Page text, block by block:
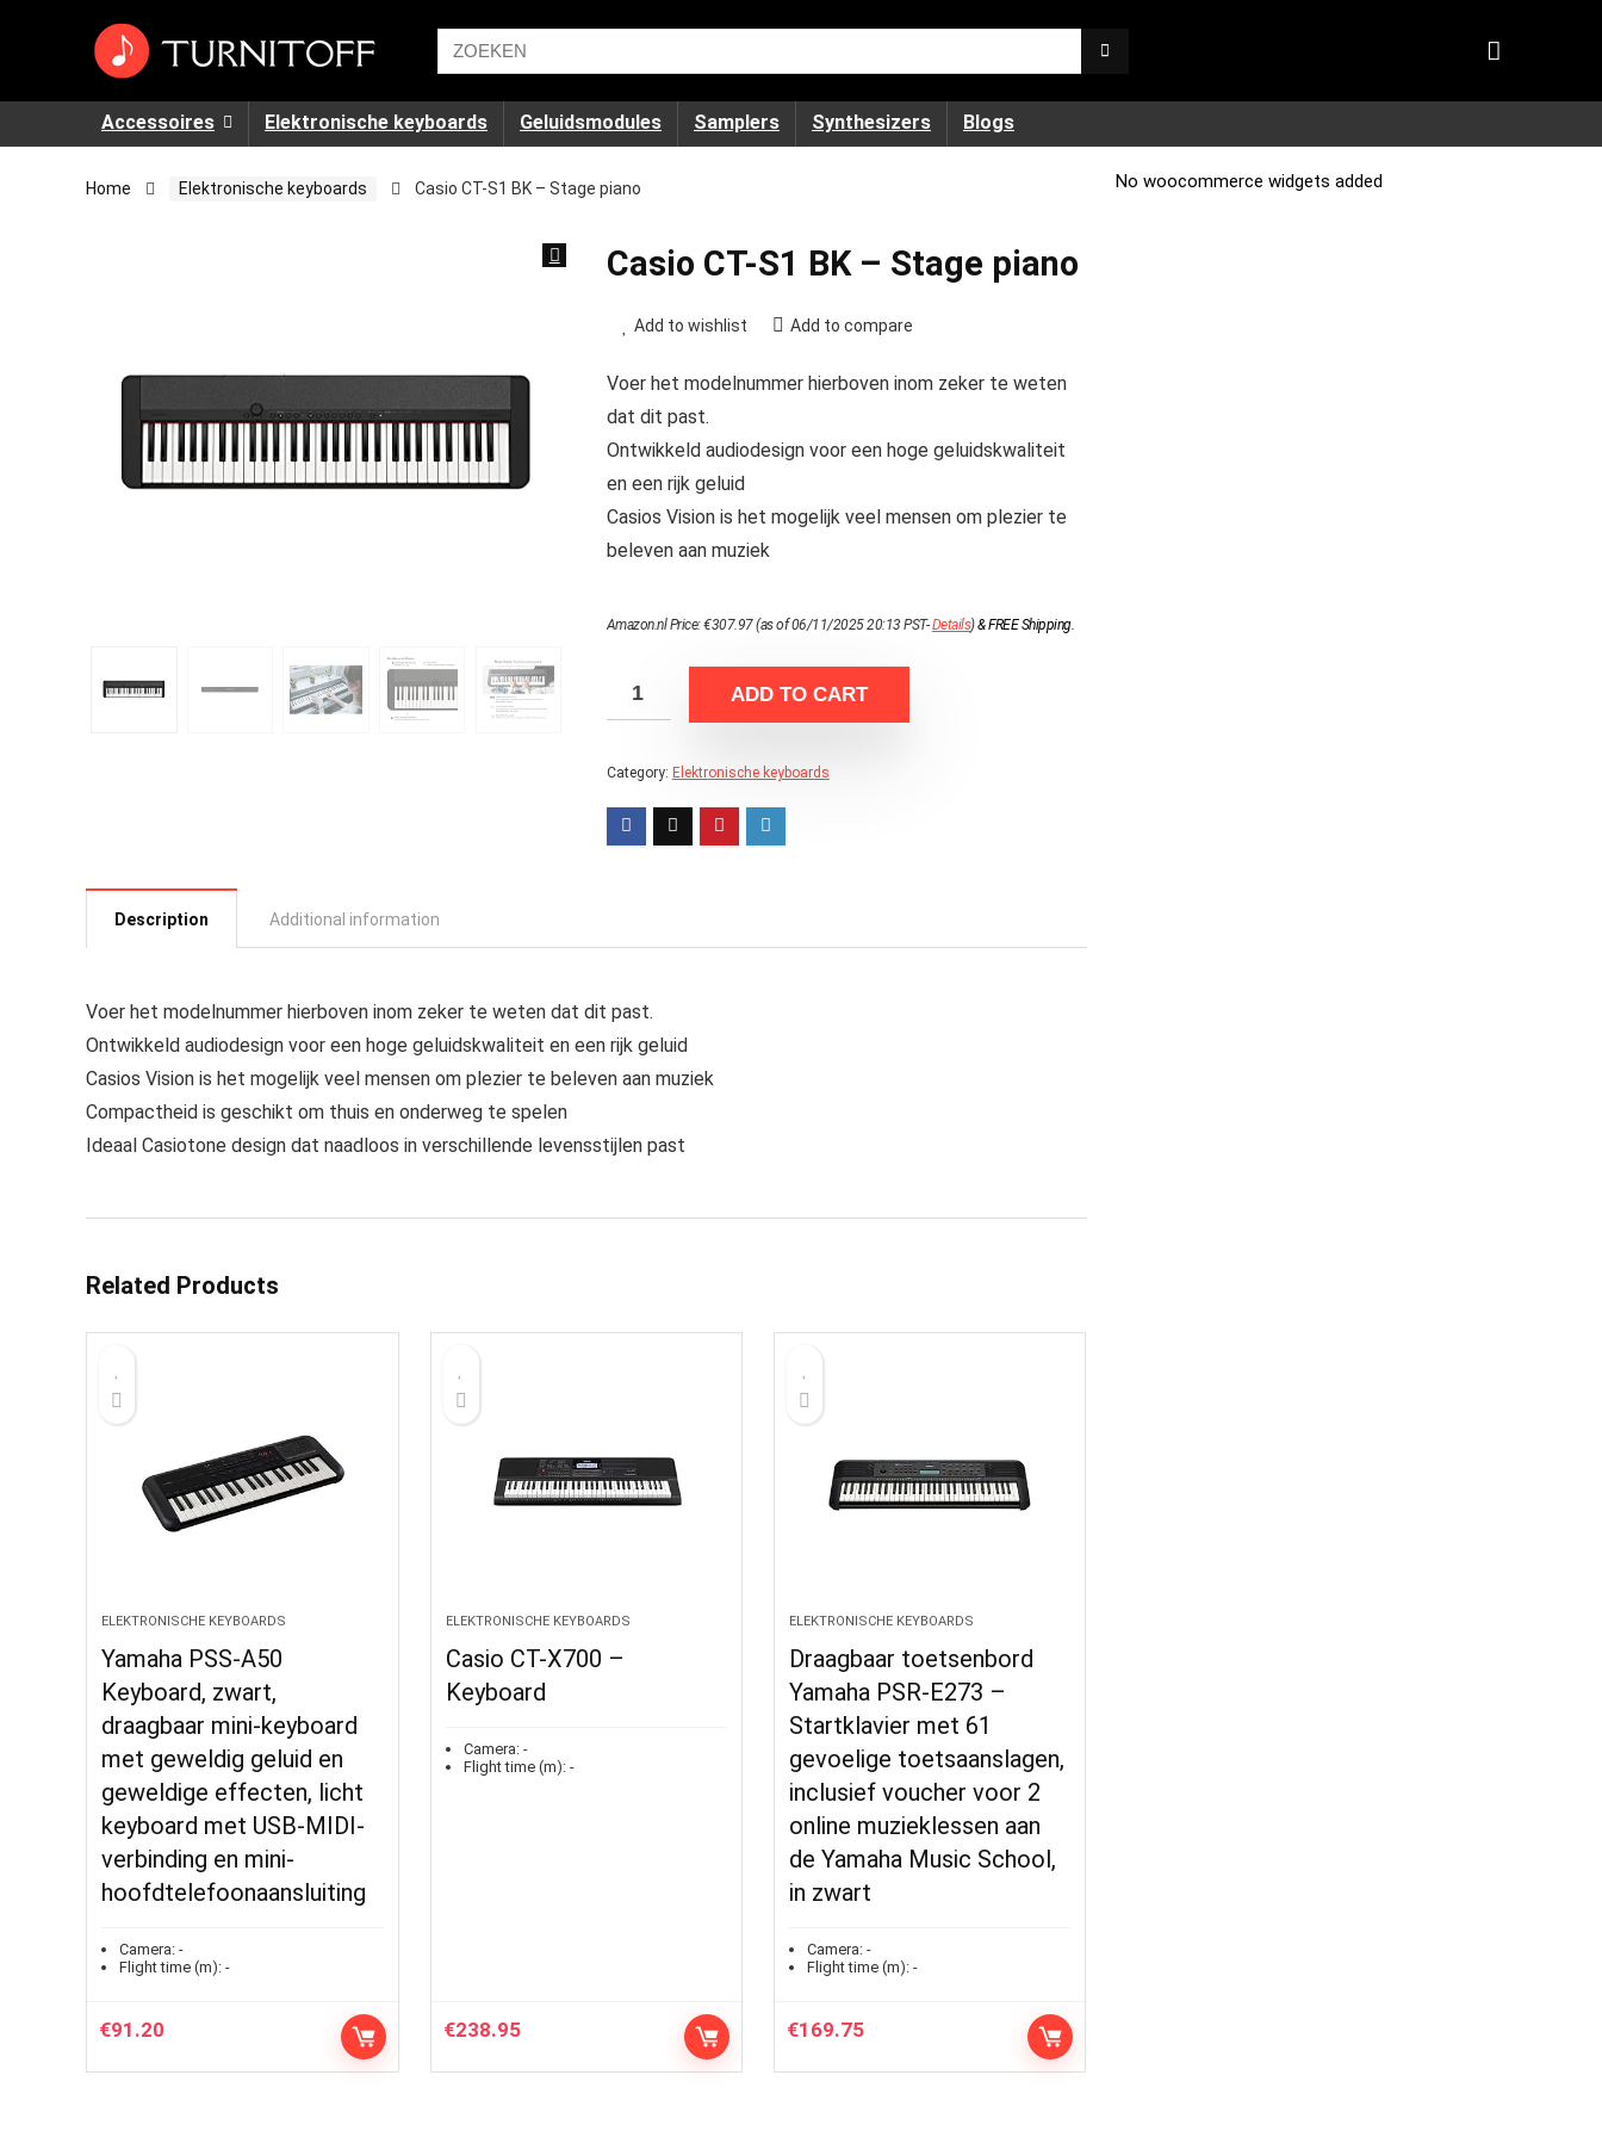
Accessoires Elektronische keyboards Geluidsmodules Samplers Synthesizers Blogs
Home Elektronische keyboards Casio CT-S1 BK – Stage piano
Casio CT-S1 BK – Stage piano
Add to wishlist Add to compare
Voer het modelnummer hierboven inom zeker te weten
dat dit past.
Ontwikkeld audiodesign voor een hoge geluidskwaliteit
en een rijk geluid
Casios Vision is het mogelijk veel mensen om plezier te
beleven aan muziek
Amazon.nl Price:€307.97(as of 06/11/2025 20:13 PST-Details)&FREE Shipping.
ADD TO CART
Category: Elektronische keyboards
Description Additional information
Voer het modelnummer hierboven inom zeker te weten dat dit past.
Ontwikkeld audiodesign voor een hoge geluidskwaliteit en een rijk geluid
Casios Vision is het mogelijk veel mensen om plezier te beleven aan muziek
Compactheid is geschikt om thuis en onderweg te spelen
Ideaal Casiotone design dat naadloos in verschillende levensstijlen past
Related Products
ELEKTRONISCHE KEYBOARDS
Yamaha PSS-A50
Keyboard, zwart,
draagbaar mini-keyboard
met geweldig geluid en
geweldige effecten, licht
keyboard met USB-MIDI-
verbinding en mini-
hoofdtelefoonaansluiting
Camera: -
Flight time (m): -
€91.20
ELEKTRONISCHE KEYBOARDS
Casio CT-X700 –
Keyboard
Camera:-
Flight time (m):-
€238.95
ELEKTRONISCHE KEYBOARDS
Draagbaar toetsenbord
Yamaha PSR-E273 –
Startklavier met 61
gevoelige toetsaanslagen,
inclusief voucher voor 2
online muzieklessen aan
de Yamaha Music School,
in zwart
Camera: -
Flight time (m): -
€169.75
No woocommerce widgets added